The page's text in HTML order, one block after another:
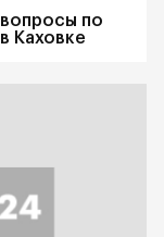
по
Каховке